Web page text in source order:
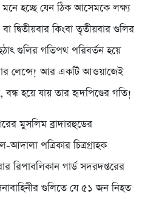
হচ্ছে যেন ঠিক আসেমকে লক্ষ্য
দ্বিতীয়বার কিংবা তৃতীয়বার গুলির
গুলির গতিপথ পরিবর্তন হয়ে
লেন্সে! আর একটি আওয়াজেই
বন্ধ হয়ে যায় তার হৃদপিণ্ডের গতি!
মুসলিম ব্রাদারহুডের
পত্রিকার চিত্রগ্রাহক
রিপাবলিকান গার্ড সদরদপ্তরের
গুলিতে যে ৫১ জন নিহত